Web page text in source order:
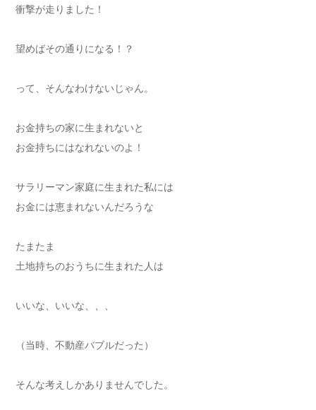
衝撃が走りました！
望めばその通りになる！？
って、そんなわけないじゃん。
お金持ちの家に生まれないと
お金持ちにはなれないのよ！
サラリーマン家庭に生まれた私には
お金には恵まれないんだろうな
たまたま
土地持ちのおうちに生まれた人は
いいな、いいな、、、
（当時、不動産バブルだった）
そんな考えしかありませんでした。